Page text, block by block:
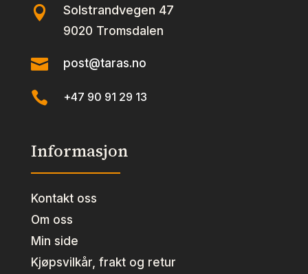
 Solstrandvegen 47
9020 Tromsdalen
 post@taras.no
 +47 90 91 29 13
Informasjon
Kontakt oss
Om oss
Min side
Kjøpsvilkår, frakt og retur